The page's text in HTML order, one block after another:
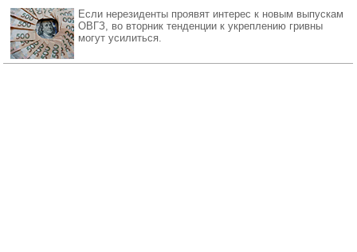
Если нерезиденты проявят интерес к новым выпускам
ОВГЗ, во вторник тенденции к укреплению гривны
могут усилиться.